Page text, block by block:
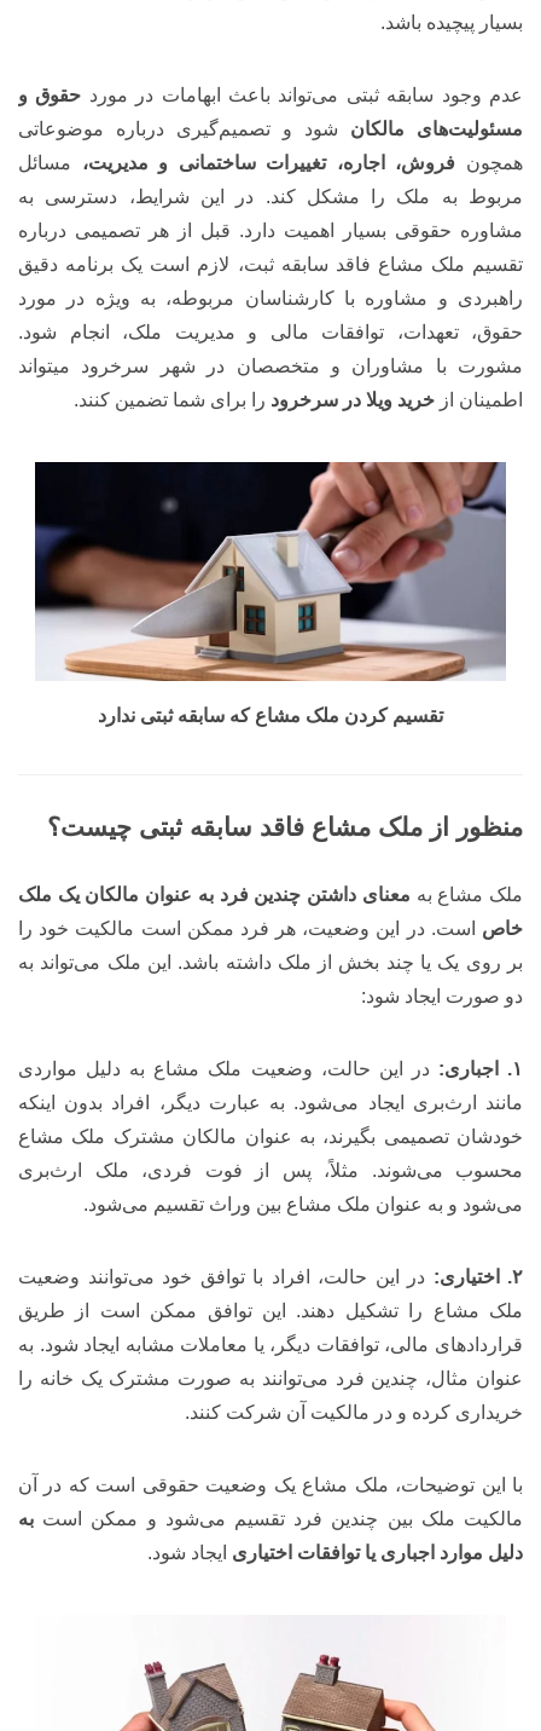
بسیار پیچیده باشد.
عدم وجود سابقه ثبتی می‌تواند باعث ابهامات در مورد حقوق و
مسئولیت‌های مالکان شود و تصمیم‌گیری درباره موضوعاتی
همچون فروش، اجاره، تغییرات ساختمانی و مدیریت، مسائل
مربوط به ملک را مشکل کند. در این شرایط، دسترسی به
مشاوره حقوقی بسیار اهمیت دارد. قبل از هر تصمیمی درباره
تقسیم ملک مشاع فاقد سابقه ثبت، لازم است یک برنامه دقیق
راهبردی و مشاوره با کارشناسان مربوطه، به ویژه در مورد
حقوق، تعهدات، توافقات مالی و مدیریت ملک، انجام شود.
مشورت با مشاوران و متخصصان در شهر سرخرود میتواند
اطمینان از خرید ویلا در سرخرود را برای شما تضمین کنند.
تقسیم کردن ملک مشاع که سابقه ثبتی ندارد
منظور از ملک مشاع فاقد سابقه ثبتی چیست؟
ملک مشاع به معنای داشتن چندین فرد به عنوان مالکان یک ملک
خاص است. در این وضعیت، هر فرد ممکن است مالکیت خود را
بر روی یک یا چند بخش از ملک داشته باشد. این ملک می‌تواند به
دو صورت ایجاد شود:
۱. اجباری:
در این حالت، وضعیت ملک مشاع به دلیل مواردی
مانند ارث‌بری ایجاد می‌شود. به عبارت دیگر، افراد بدون اینکه
خودشان تصمیمی بگیرند، به عنوان مالکان مشترک ملک مشاع
محسوب می‌شوند. مثلاً، پس از فوت فردی، ملک ارث‌بری
می‌شود و به عنوان ملک مشاع بین وراث تقسیم می‌شود.
۲. اختیاری:
در این حالت، افراد با توافق خود می‌توانند وضعیت
ملک مشاع را تشکیل دهند. این توافق ممکن است از طریق
قراردادهای مالی، توافقات دیگر، یا معاملات مشابه ایجاد شود. به
عنوان مثال، چندین فرد می‌توانند به صورت مشترک یک خانه را
خریداری کرده و در مالکیت آن شرکت کنند.
با این توضیحات، ملک مشاع یک وضعیت حقوقی است که در آن
مالکیت ملک بین چندین فرد تقسیم می‌شود و ممکن است به
دلیل موارد اجباری یا توافقات اختیاری ایجاد شود.